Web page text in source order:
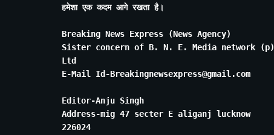
हमेशा एक कदम आगे रखता है।
Breaking News Express (News Agency)
Sister concern of B. N. E. Media network (p)
Ltd
E-Mail Id-Breakingnewsexpress@gmail.com
Editor-Anju Singh
Address-mig 47 secter E aliganj lucknow
226024